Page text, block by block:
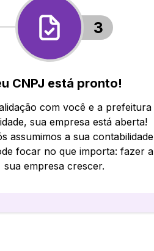
3
CNPJ está pronto!
com você e a prefeitura
sua empresa está aberta!
assumimos a sua contabilidade
focar no que importa: fazer a
sua empresa crescer.